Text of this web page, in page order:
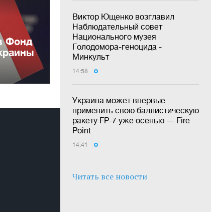
Виктор Ющенко возглавил
Наблюдательный совет
Национального музея
Голодомора-геноцида -
Минкульт
14:58
Украина может впервые
применить свою баллистическую
ракету FP-7 уже осенью — Fire
Point
14:41
Читать все новости
Фонд